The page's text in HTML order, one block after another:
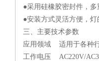
●采用硅橡胶密封件，
●安装方式灵活方便，
三、主要技术参数
应用领域 适用于各种
工作电压 AC220V/